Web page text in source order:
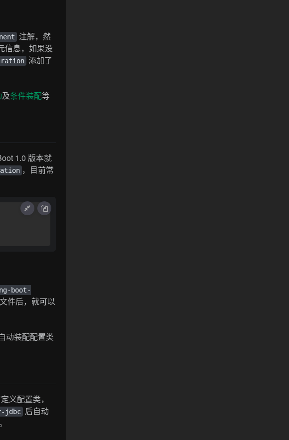
注解，然
信息，如果没
添加了
及条件装配等
1.0 版本就
，目前常
boot-
文件后，就可以
动装配配置类
义配置类，
jdbc 后自动